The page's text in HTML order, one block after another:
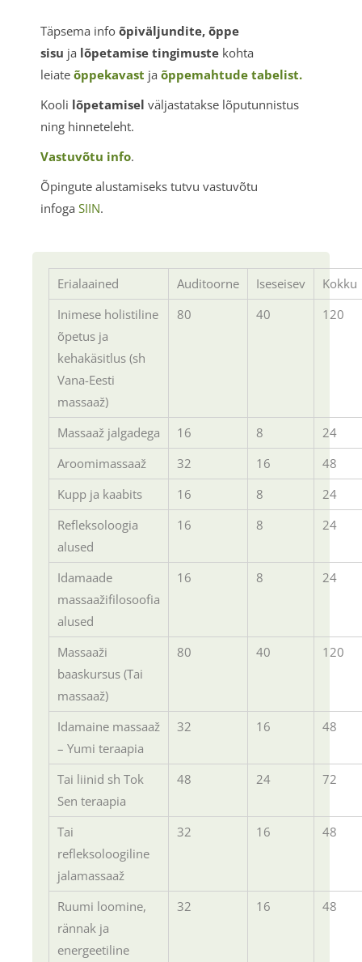
Täpsema infoõpiväljundite, õppe
sisu ja lõpetamise tingimuste kohta
leiateõppekavast jaõppemahtude tabelist.
Kooli lõpetamisel väljastatakse lõputunnistus
ning hinneteleht.
Vastuvõtu info.
Õpingute alustamiseks tutvu vastuvõtu
infogaSIIN.
Erialaained Auditoorne Iseseisev
Kokku
Inimese holistiline
õpetus ja
kehakäsitlus (sh
Vana-Eesti
massaaž)
80 40 120
Massaaž jalgadega 16 8
24
Aroomimassaaž
32 16
48
Kupp ja kaabits
16 8
24
Refleksoloogia
alused
16 8 24
Idamaade
massaažifilosoofia
alused
16 8 24
Massaaži
baaskursus (Tai
massaaž)
80 40 120
Idamaine massaaž
– Yumi teraapia
32 16 48
Tai liinid sh Tok
Sen teraapia
48 24 72
Tai
refleksoloogiline
jalamassaaž
32 16 48
Ruumi loomine,
rännak ja
energeetiline
32 16 48